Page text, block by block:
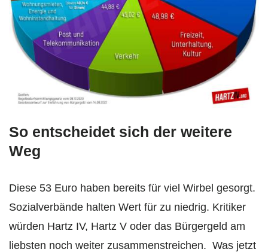
So entscheidet sich der weitere
Weg
Diese 53 Euro haben bereits für viel Wirbel gesorgt.
Sozialverbände halten Wert für zu niedrig. Kritiker
würden Hartz IV, Hartz V oder das Bürgergeld am
liebsten noch weiter zusammenstreichen. Was jetzt